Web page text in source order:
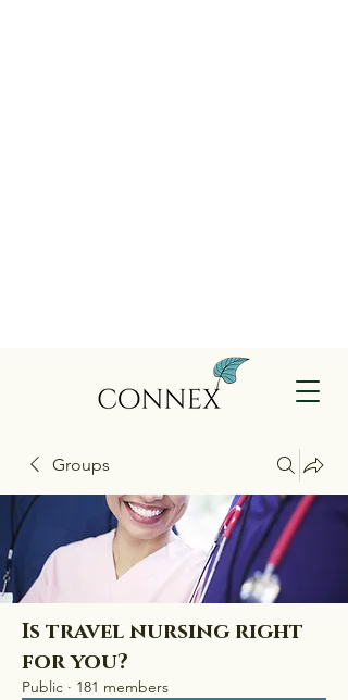
Groups
Is travel nursing right
for you?
Public · 181 members